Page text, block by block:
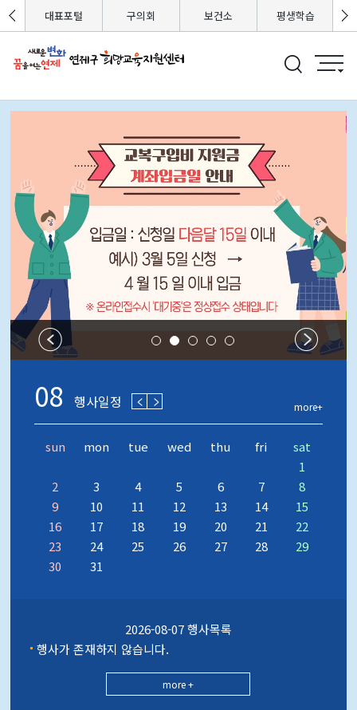
대표포털 구의회 보건소 평생학습
08 행사일정 more+
sun mon tue wed thu fri
sat
1
2
3 4 5 6 7
8
9
10 11 12 13 14
15
16
17 18 19 20 21
22
23
24 25 26 27 28
29
30
31
2026-08-07 행사목록
행사가 존재하지 않습니다.
more +